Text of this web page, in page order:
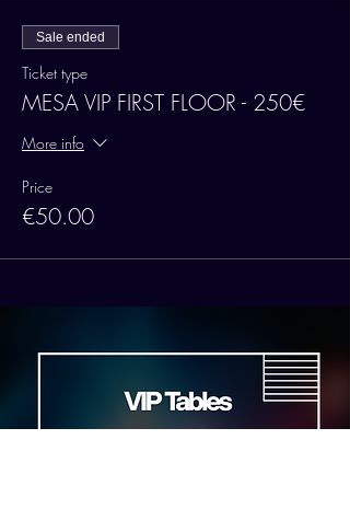
Sale ended
Ticket type
MESA VIP FIRST FLOOR - 250€
More info
Price
€50.00